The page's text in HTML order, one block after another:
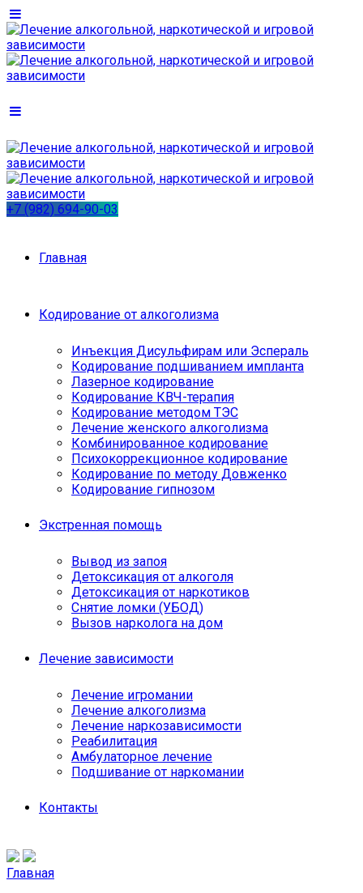
+7 (982) 694-90-03
Главная
Кодирование от алкоголизма
Инъекция Дисульфирам или Эспераль
Кодирование подшиванием импланта
Лазерное кодирование
Кодирование КВЧ-терапия
Кодирование методом ТЭС
Лечение женского алкоголизма
Комбинированное кодирование
Психокоррекционное кодирование
Кодирование по методу Довженко
Кодирование гипнозом
Экстренная помощь
Вывод из запоя
Детоксикация от алкоголя
Детоксикация от наркотиков
Снятие ломки (УБОД)
Вызов нарколога на дом
Лечение зависимости
Лечение игромании
Лечение алкоголизма
Лечение наркозависимости
Реабилитация
Амбулаторное лечение
Подшивание от наркомании
Контакты
Главная